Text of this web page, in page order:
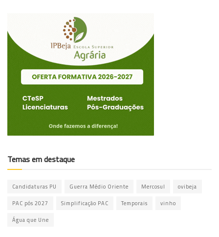
Temas em destaque
Candidaturas PU Guerra Médio Oriente Mercosul ovibeja
PAC pós 2027 Simplificação PAC Temporais vinho
Água que Une